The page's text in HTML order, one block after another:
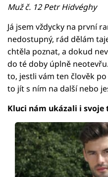
Muž č. 12 Petr Hidvéghy
Já jsem vždycky na první
nedostupný, rád dělám
chtěla poznat, a dokud
do té doby úplně
to, jestli vám ten člověk
to jít s ním na další nebo
Kluci nám ukázali i